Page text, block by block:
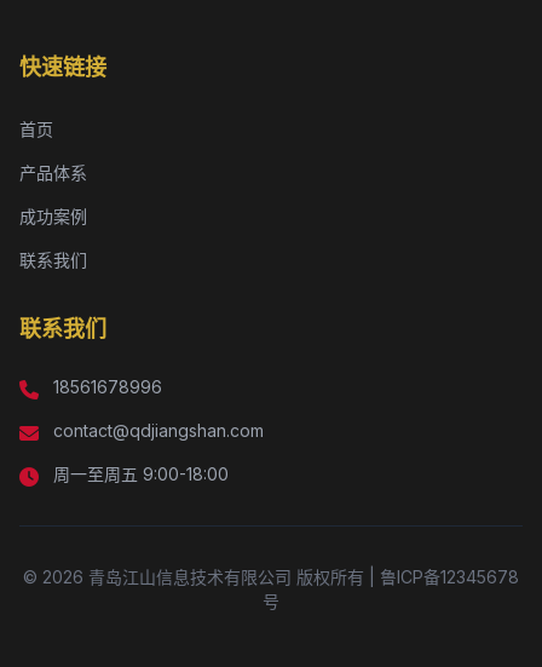
快速链接
首页
产品体系
成功案例
联系我们
联系我们
18561678996
contact@qdjiangshan.com
周一至周五 9:00-18:00
© 2026 青岛江山信息技术有限公司 版权所有 | 鲁ICP备12345678
号